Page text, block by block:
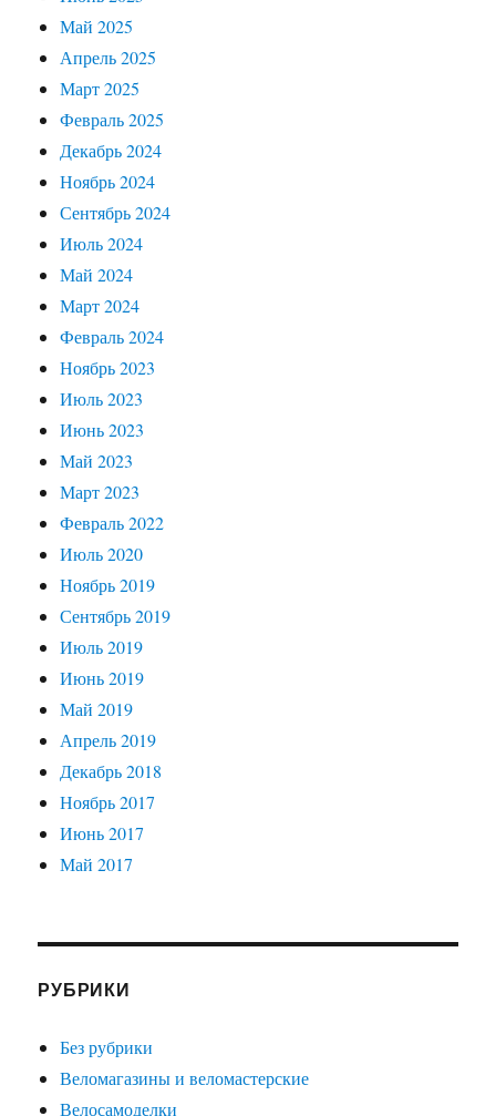
Май 2025
Апрель 2025
Март 2025
Февраль 2025
Декабрь 2024
Ноябрь 2024
Сентябрь 2024
Июль 2024
Май 2024
Март 2024
Февраль 2024
Ноябрь 2023
Июль 2023
Июнь 2023
Май 2023
Март 2023
Февраль 2022
Июль 2020
Ноябрь 2019
Сентябрь 2019
Июль 2019
Июнь 2019
Май 2019
Апрель 2019
Декабрь 2018
Ноябрь 2017
Июнь 2017
Май 2017
РУБРИКИ
Без рубрики
Веломагазины и веломастерские
Велосамоделки